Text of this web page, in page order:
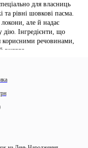
для власниць
та рівні шовкові пасма.
але й надає
дію. Інгредієнти, що
корисними речовинами,
вигляд.
локонам;